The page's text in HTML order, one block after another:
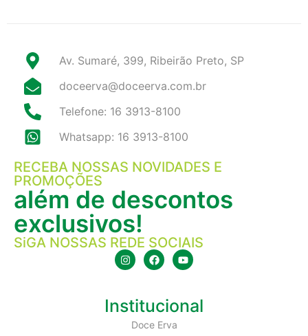
Av. Sumaré, 399, Ribeirão Preto, SP
doceerva@doceerva.com.br
Telefone: 16 3913-8100
Whatsapp: 16 3913-8100
RECEBA NOSSAS NOVIDADES E
PROMOÇÕES
além de descontos
exclusivos!
SiGA NOSSAS REDE SOCIAIS
Institucional
Doce Erva